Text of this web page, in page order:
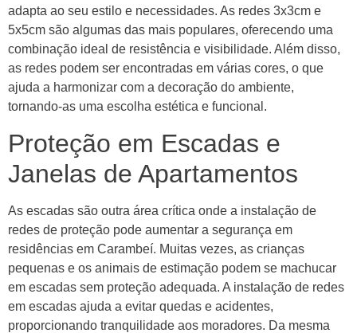
adapta ao seu estilo e necessidades. As redes 3x3cm e
5x5cm são algumas das mais populares, oferecendo uma
combinação ideal de resistência e visibilidade. Além disso,
as redes podem ser encontradas em várias cores, o que
ajuda a harmonizar com a decoração do ambiente,
tornando-as uma escolha estética e funcional.
Proteção em Escadas e
Janelas de Apartamentos
As escadas são outra área crítica onde a instalação de
redes de proteção pode aumentar a segurança em
residências em Carambeí. Muitas vezes, as crianças
pequenas e os animais de estimação podem se machucar
em escadas sem proteção adequada. A instalação de redes
em escadas ajuda a evitar quedas e acidentes,
proporcionando tranquilidade aos moradores. Da mesma